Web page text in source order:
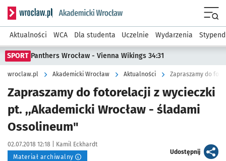
Serwis informacyjny wroclaw.pl podserwis: Akademicki
Aktualności WCA Dla studenta Uczelnie Wydarzenia
SPORT Panthers Wrocław - Vienna Wikings 34:31
wroclaw.pl Akademicki Wrocław Aktualności
Zapraszamy do fotorelacji z wycieczki
pt. ,,Akademicki Wrocław - śladami
Ossolineum"
Data publikacji:
02.07.2018 12:18 | Autor:
Kamil Eckhardt
Materiał archiwalny
Udostępnijartykuł